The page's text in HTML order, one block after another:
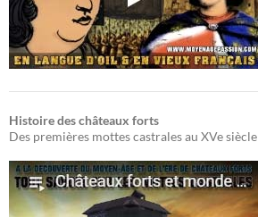
Histoire des châteaux forts
Des premières mottes castrales au XVe siècle